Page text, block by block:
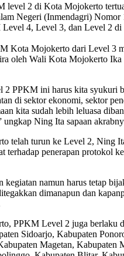
level 2 di Kota Mojokerto
Negeri (Inmendagri) Nomor
Level 4, Level 3, dan Level 2 di
Kota Mojokerto dari Level 3
oleh Wali Kota Mojokerto Ika
2 PPKM ini harus kita syukuri
di sektor ekonomi, sektor
kita sudah lebih leluasa
ungkap Ning Ita sapaan
telah turun ke Level 2, Ning
terhadap penerapan protokol
kegiatan namun harus tetap
dimanapun dan
PPKM Level 2 juga berlaku
Sidoarjo, Kabupaten
Magetan, Kabupaten